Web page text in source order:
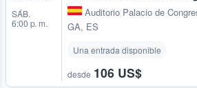
SÁB.
6:00 p. m.
Auditorio Palacio de
GA, ES
Una entrada disponible
desde 106 US$